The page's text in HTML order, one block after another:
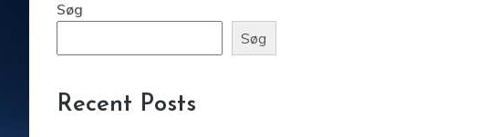
Søg
Søg
Recent Posts